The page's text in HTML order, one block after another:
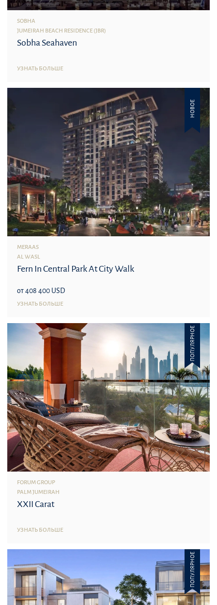
SOBHA
JUMEIRAH BEACH RESIDENCE (JBR)
Sobha Seahaven
УЗНАТЬ БОЛЬШЕ
НОВОЕ
MERAAS
AL WASL
Fern In Central Park At City Walk
от 408 400 USD
УЗНАТЬ БОЛЬШЕ
ПОПУЛЯРНОЕ
FORUM GROUP
PALM JUMEIRAH
XXII Carat
УЗНАТЬ БОЛЬШЕ
ПОПУЛЯРНОЕ